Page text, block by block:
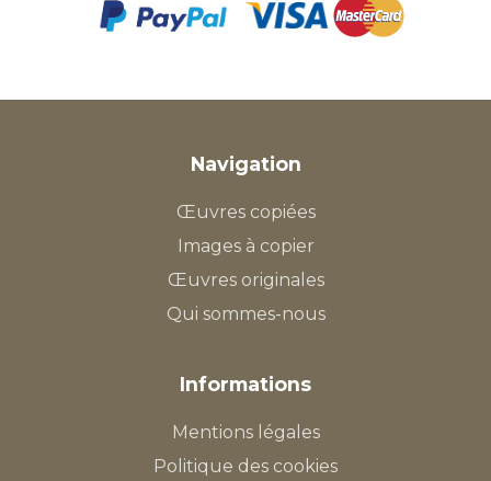
Navigation
Œuvres copiées
Images à copier
Œuvres originales
Qui sommes-nous
Informations
Mentions légales
Politique des cookies